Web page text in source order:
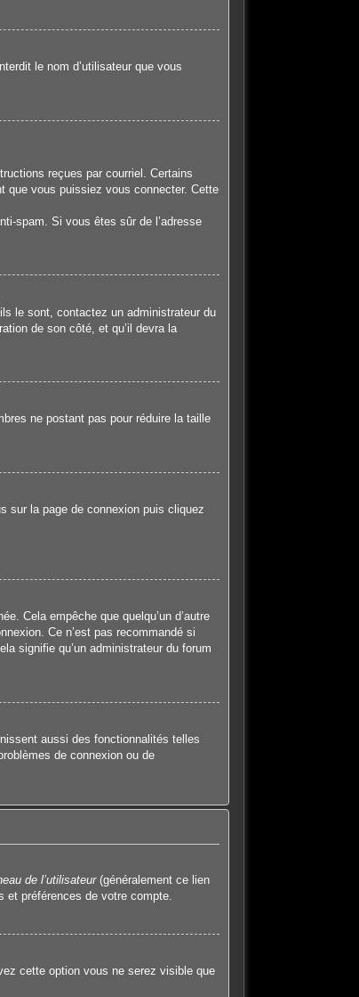
le nom d’utilisateur que vous
reçues par courriel. Certains
que vous puissiez vous connecter. Cette
spam. Si vous êtes sûr de l’adresse
le sont, contactez un administrateur du
de son côté, et qu’il devra la
ne postant pas pour réduire la taille
sur la page de connexion puis cliquez
Cela empêche que quelqu’un d’autre
Ce n’est pas recommandé si
signifie qu’un administrateur du forum
aussi des fonctionnalités telles
de connexion ou de
de l’utilisateur(généralement ce lien
et préférences de votre compte.
cette option vous ne serez visible que